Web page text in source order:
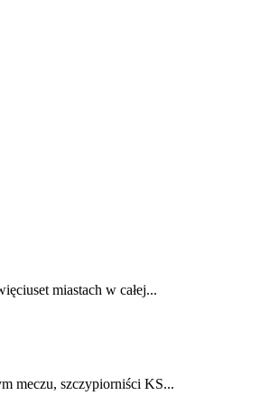
miastach w całej...
meczu, szczypiorniści KS...